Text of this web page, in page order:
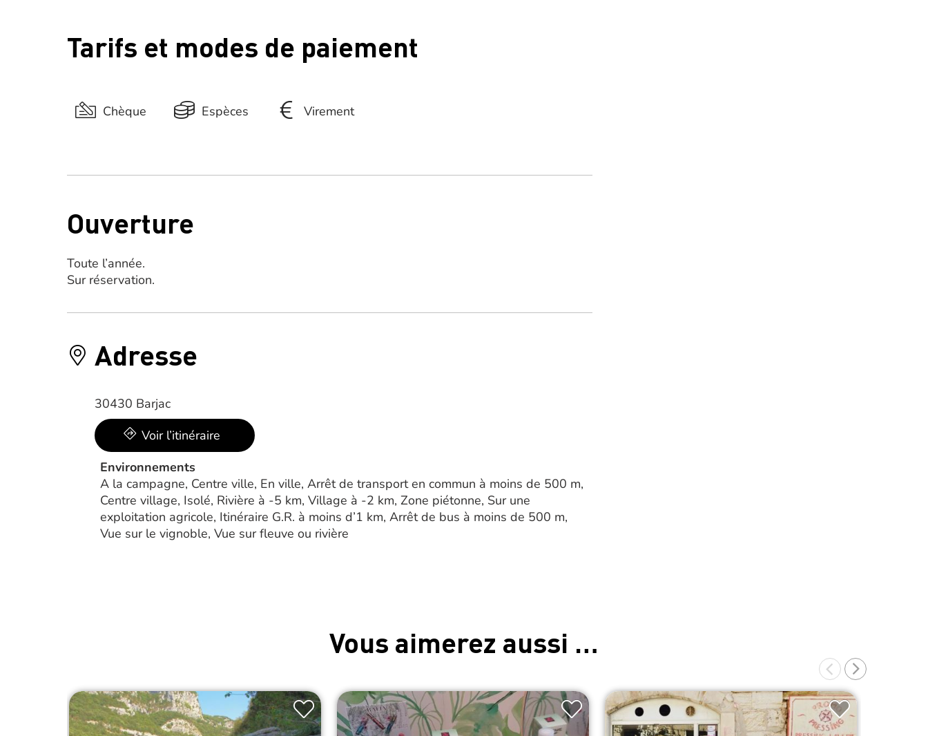
Tarifs et modes de paiement
Chèque Espèces Virement
Ouverture
Toute l’année.
Sur réservation.
Adresse
30430 Barjac
Voir l’itinéraire
Environnements
A la campagne, Centre ville, En ville, Arrêt de transport en commun à moins de 500 m,
Centre village, Isolé, Rivière à -5 km, Village à -2 km, Zone piétonne, Sur une
exploitation agricole, Itinéraire G.R. à moins d’1 km, Arrêt de bus à moins de 500 m,
Vue sur le vignoble, Vue sur fleuve ou rivière
Vous aimerez aussi …